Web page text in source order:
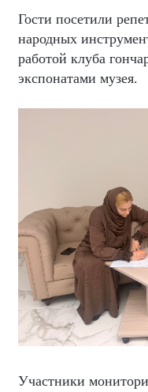
Гости посетили
народных
работой клуба
экспонатами музея.
Участники